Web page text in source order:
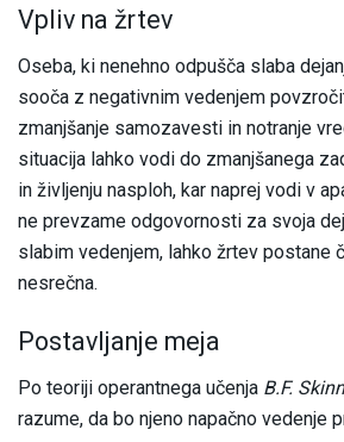
Vpliv na žrtev
Oseba, ki nenehno odpušča slaba
sooča z negativnim vedenjem
zmanjšanje samozavesti in notranje
situacija lahko vodi do zmanjšanega
in življenju nasploh, kar naprej vodi v
ne prevzame odgovornosti za svoja
slabim vedenjem, lahko žrtev postane
nesrečna.
Postavljanje meja
Po teoriji operantnega učenja B.F.
razume, da bo njeno napačno vedenje